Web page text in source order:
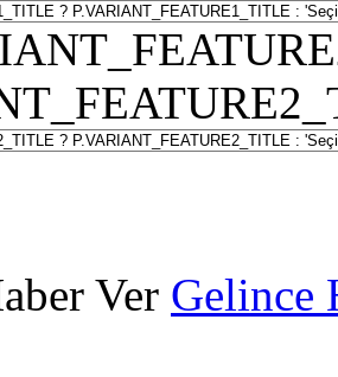
Ver Gelince